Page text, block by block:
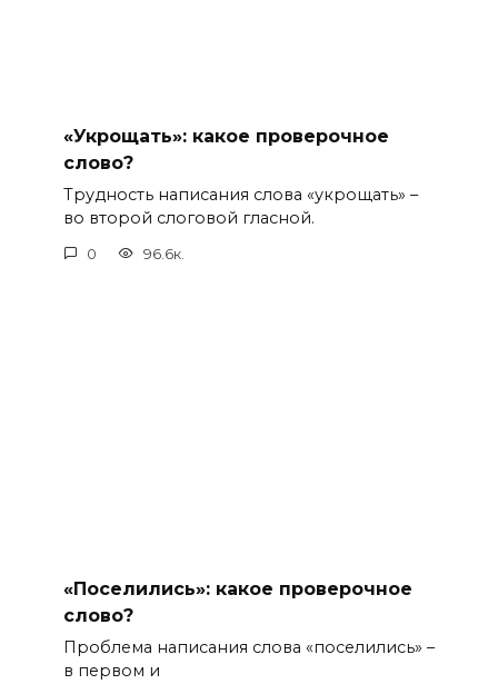
«Укрощать»: какое проверочное
слово?
Трудность написания слова «укрощать» –
во второй слоговой гласной.
0 96.6к.
«Поселились»: какое проверочное
слово?
Проблема написания слова «поселились» –
в первом и